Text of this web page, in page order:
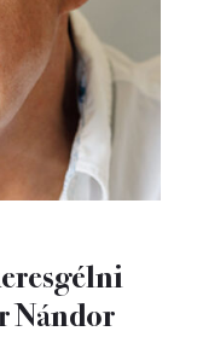
Nándor